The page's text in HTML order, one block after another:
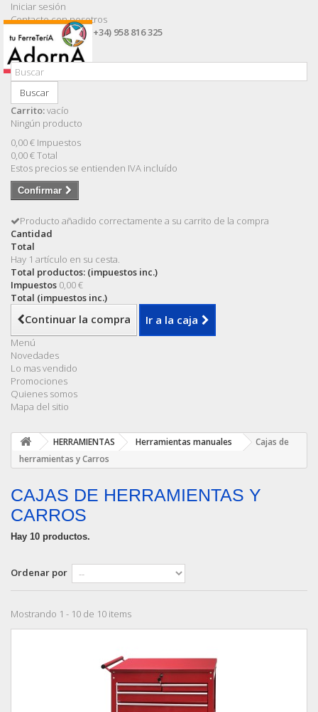
Iniciar sesión
Contacte con nosotros
Llámanos ahora: (+34) 958 816 325
Buscar
Carrito:vacío
Ningún producto
0,00 € Impuestos
0,00 €Total
Estos precios se entienden IVA incluído
Confirmar
Producto añadido correctamente a su carrito de la compra
Cantidad
Total
Hay 1 artículo en su cesta.
Total productos: (impuestos inc.)
Impuestos 0,00 €
Total (impuestos inc.)
Continuar la compra Ir a la caja
Menú
Novedades
Lo mas vendido
Promociones
Quienes somos
Mapa del sitio
HERRAMIENTAS Herramientas manuales
Cajas de
herramientas y Carros
CAJAS DE HERRAMIENTAS Y
CARROS
Hay 10 productos.
Ordenar por
Mostrando 1 - 10 de 10 items